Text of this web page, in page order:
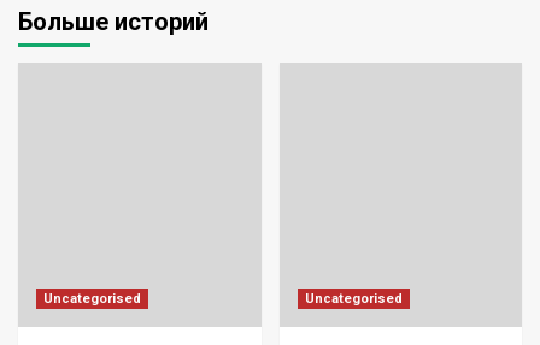
Больше историй
Uncategorised Uncategorised